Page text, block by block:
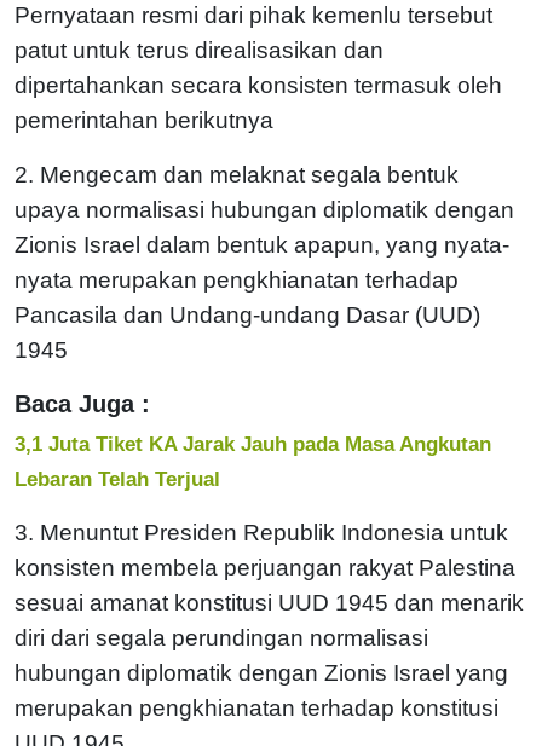
Pernyataan resmi dari pihak kemenlu tersebut
patut untuk terus direalisasikan dan
dipertahankan secara konsisten termasuk oleh
pemerintahan berikutnya
2. Mengecam dan melaknat segala bentuk
upaya normalisasi hubungan diplomatik dengan
Zionis Israel dalam bentuk apapun, yang nyata-
nyata merupakan pengkhianatan terhadap
Pancasila dan Undang-undang Dasar (UUD)
1945
Baca Juga :
3,1 Juta Tiket KA Jarak Jauh pada Masa Angkutan
Lebaran Telah Terjual
3. Menuntut Presiden Republik Indonesia untuk
konsisten membela perjuangan rakyat Palestina
sesuai amanat konstitusi UUD 1945 dan menarik
diri dari segala perundingan normalisasi
hubungan diplomatik dengan Zionis Israel yang
merupakan pengkhianatan terhadap konstitusi